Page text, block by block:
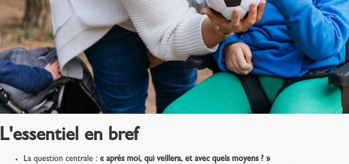
L'essentiel en bref
La question centrale : « après moi, qui veillera, et avec quels moyens ? »